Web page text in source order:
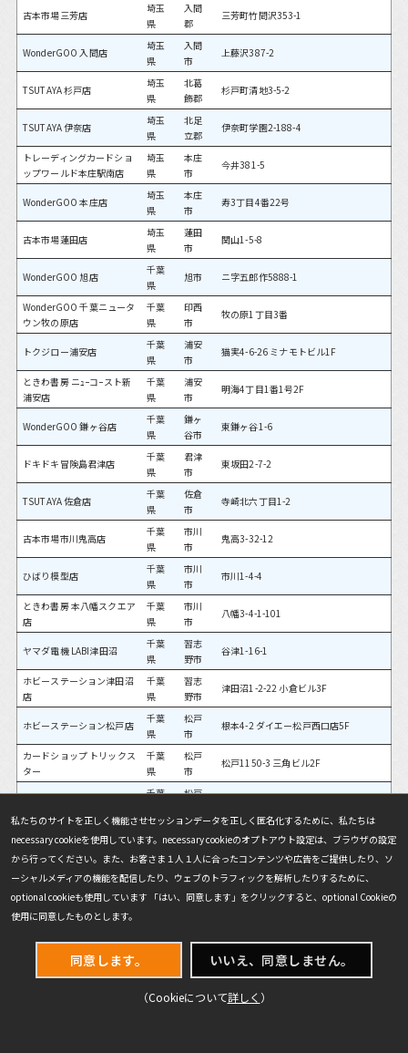
古本市場三芳店
埼玉
県
入間
郡
三芳町竹間沢353-1
WonderGOO 入間店
埼玉
県
入間
市
上藤沢387-2
TSUTAYA 杉戸店
埼玉
県
北葛
飾郡
杉戸町清地3-5-2
TSUTAYA 伊奈店
埼玉
県
北足
立郡
伊奈町学園2-188-4
トレーディングカードショ
ップワールド本庄駅南店
埼玉
県
本庄
市
今井381-5
WonderGOO 本庄店
埼玉
県
本庄
市
寿3丁目4番22号
古本市場蓮田店
埼玉
県
蓮田
市
関山1-5-8
WonderGOO 旭店
千葉
県
旭市 ニ字五郎作5888-1
WonderGOO 千葉ニュータ
ウン牧の原店
千葉
県
印西
市
牧の原1丁目3番
トクジロー浦安店
千葉
県
浦安
市
猫実4-6-26 ミナモトビル1F
ときわ書房 ニｭｰコｰスト新
浦安店
千葉
県
浦安
市
明海4丁目1番1号2F
WonderGOO 鎌ヶ谷店
千葉
県
鎌ヶ
谷市
東鎌ヶ谷1-6
ドキドキ冒険島君津店
千葉
県
君津
市
東坂田2-7-2
TSUTAYA 佐倉店
千葉
県
佐倉
市
寺崎北六丁目1-2
古本市場市川鬼高店
千葉
県
市川
市
鬼高3-32-12
ひばり模型店
千葉
県
市川
市
市川1-4-4
ときわ書房 本八幡スクエア
店
千葉
県
市川
市
八幡3-4-1-101
ヤマダ電機 LABI津田沼
千葉
県
習志
野市
谷津1-16-1
ホビーステーション津田沼
店
千葉
県
習志
野市
津田沼1-2-22 小倉ビル3F
ホビーステーション松戸店
千葉
県
松戸
市
根本4-2 ダイエー松戸西口店5F
カードショップ トリックス
ター
千葉
県
松戸
市
松戸1150-3 三角ビル2F
千葉
松戸
TSUTAYA 六高台店
県
市
六実1-14-1
晴れる屋成田店
千葉
県
成田
市
不動ヶ岡1120-4 石原ビル 2F
ホビーステーション
GLOBO蘇我店
千葉
千葉
千葉
千葉
スポーツカード＆カードゲ
千葉
県
千葉
市
私たちのサイトを正しく機能させセッションデータを正しく匿名化するために、私たちは
necessary cookieを使用しています。necessary cookieのオプトアウト設定は、ブラウザの設定
から行ってください。また、お客さま１人１人に合ったコンテンツや広告をご提供したり、ソ
ーシャルメディアの機能を配信したり、ウェブのトラフィックを解析したりするために、
optional cookieも使用しています 「はい、同意します」をクリックすると、optional Cookieの
使用に同意したものとします。
同意します。 いいえ、同意しません。
（Cookieについて詳しく ）